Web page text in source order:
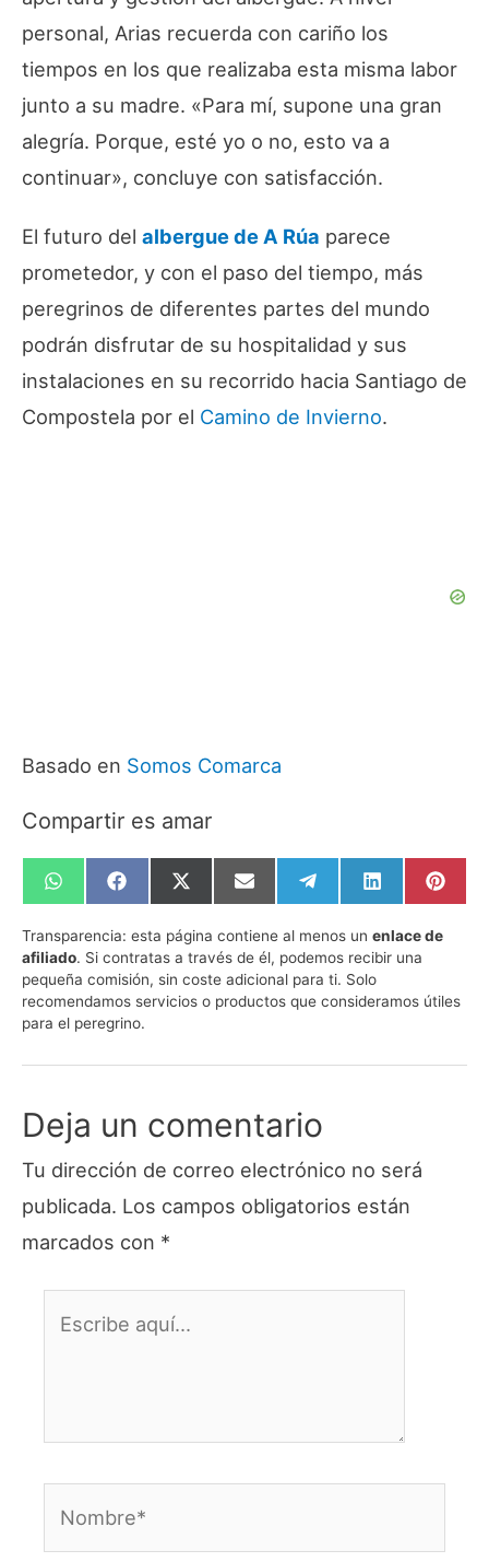
personal, Arias recuerda con cariño los
tiempos en los que realizaba esta misma labor
junto a su madre. «Para mí, supone una gran
alegría. Porque, esté yo o no, esto va a
continuar», concluye con satisfacción.
El futuro del albergue de A Rúa parece
prometedor, y con el paso del tiempo, más
peregrinos de diferentes partes del mundo
podrán disfrutar de su hospitalidad y sus
instalaciones en su recorrido hacia Santiago de
Compostela por el Camino de Invierno.
Basado en Somos Comarca
Compartir es amar
Compartir
en
WhatsApp
Compartir
en
Facebook
Compartir
en
X
(Twitter)
Compartir
en
Email
Compartir
en
Telegram
Compartir
en
LinkedIn
en
Transparencia: esta página contiene al menos un enlace de
afiliado. Si contratas a través de él, podemos recibir una
pequeña comisión, sin coste adicional para ti. Solo
recomendamos servicios o productos que consideramos útiles
para el peregrino.
Deja un comentario
Tu dirección de correo electrónico no será
publicada. Los campos obligatorios están
marcados con *